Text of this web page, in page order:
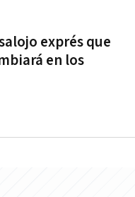
exprés que
en los